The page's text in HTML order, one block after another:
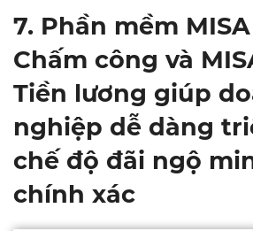
7. Phần mềm
Chấm công và
Tiền lương giúp
nghiệp dễ dàng
chế độ đãi ngộ
chính xác